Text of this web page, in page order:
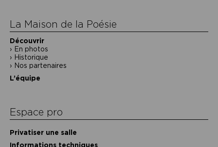
La Maison de la Poésie
Découvrir
En photos
Historique
Nos partenaires
L’équipe
Espace pro
Privatiser une salle
Informations techniques